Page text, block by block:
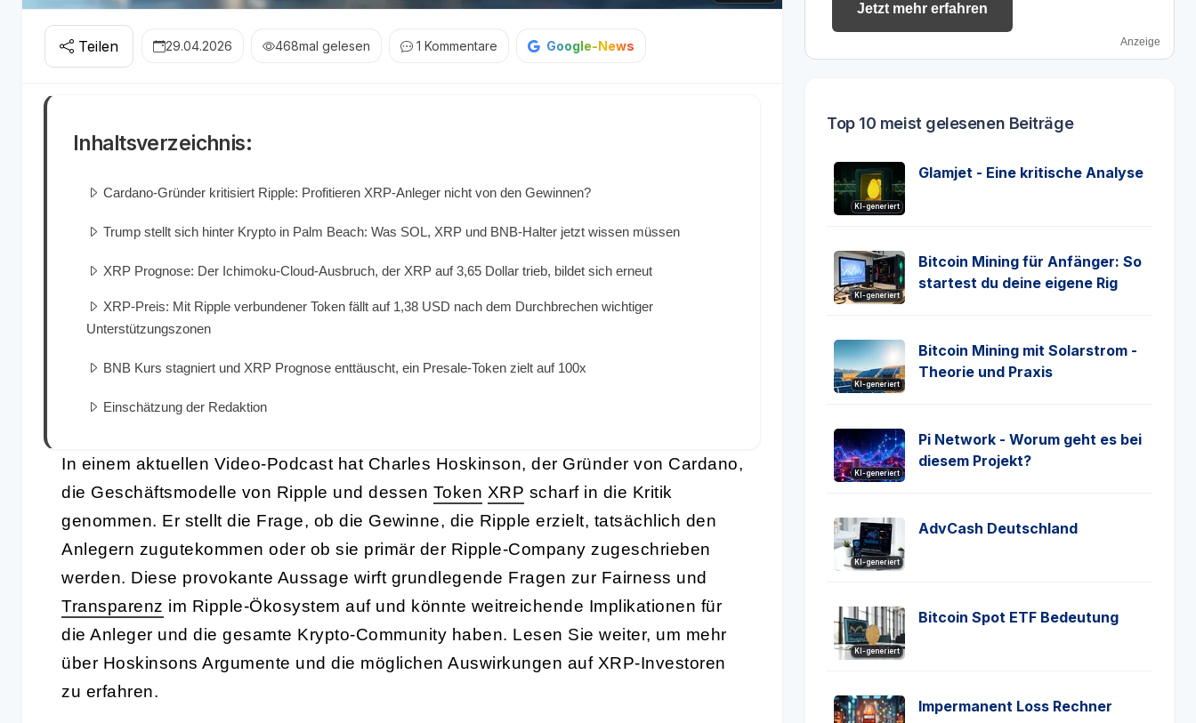
Teilen 29.04.2026 468mal gelesen 1 Kommentare Google-News
Inhaltsverzeichnis:
Cardano-Gründer kritisiert Ripple: Profitieren XRP-Anleger nicht von den Gewinnen?
Trump stellt sich hinter Krypto in Palm Beach: Was SOL, XRP und BNB-Halter jetzt wissen müssen
XRP Prognose: Der Ichimoku-Cloud-Ausbruch, der XRP auf 3,65 Dollar trieb, bildet sich erneut
XRP-Preis: Mit Ripple verbundener Token fällt auf 1,38 USD nach dem Durchbrechen wichtiger
Unterstützungszonen
BNB Kurs stagniert und XRP Prognose enttäuscht, ein Presale-Token zielt auf 100x
Einschätzung der Redaktion
In einem aktuellen Video-Podcast hat Charles Hoskinson, der Gründer von Cardano,
die Geschäftsmodelle von Ripple und dessen Token XRP scharf in die Kritik
genommen. Er stellt die Frage, ob die Gewinne, die Ripple erzielt, tatsächlich den
Anlegern zugutekommen oder ob sie primär der Ripple-Company zugeschrieben
werden. Diese provokante Aussage wirft grundlegende Fragen zur Fairness und
Transparenz im Ripple-Ökosystem auf und könnte weitreichende Implikationen für
die Anleger und die gesamte Krypto-Community haben. Lesen Sie weiter, um mehr
über Hoskinsons Argumente und die möglichen Auswirkungen auf XRP-Investoren
zu erfahren.
Jetzt mehr erfahren
Anzeige
Top 10 meist gelesenen Beiträge
KI-generiert
Glamjet - Eine kritische Analyse
KI-generiert
Bitcoin Mining für Anfänger: So
startest du deine eigene Rig
KI-generiert
Bitcoin Mining mit Solarstrom -
Theorie und Praxis
KI-generiert
Pi Network - Worum geht es bei
diesem Projekt?
KI-generiert
AdvCash Deutschland
KI-generiert
Bitcoin Spot ETF Bedeutung
Impermanent Loss Rechner